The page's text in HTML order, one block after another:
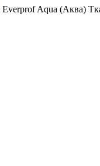
Aqua (Аква)